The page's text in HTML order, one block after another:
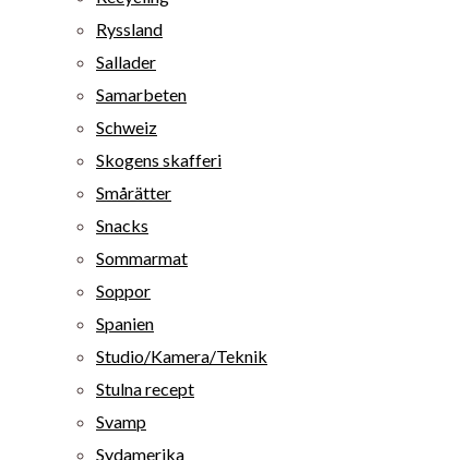
Ryssland
Sallader
Samarbeten
Schweiz
Skogens skafferi
Smårätter
Snacks
Sommarmat
Soppor
Spanien
Studio/Kamera/Teknik
Stulna recept
Svamp
Sydamerika